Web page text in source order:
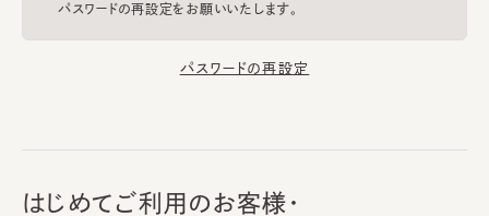
パスワードの再設定をお願いいたします。
パスワードの再設定
はじめてご利用のお客様・